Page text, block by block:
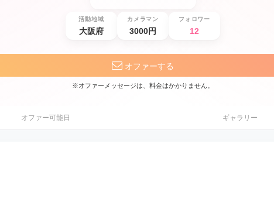
活動地域
大阪府
カメラマン
3000円
フォロワー
12
オファーする
※オファーメッセージは、料金はかかりません。
オファー可能日 ギャラリー